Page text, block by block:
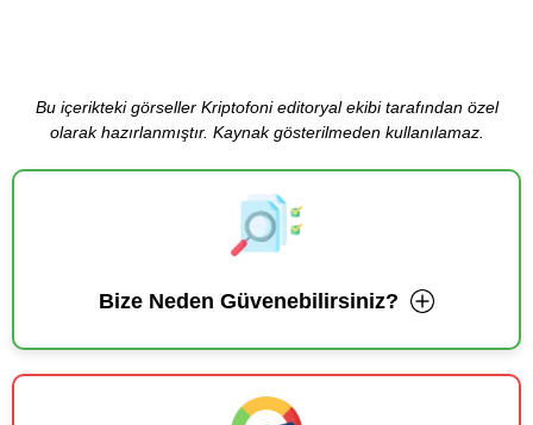
Bu içerikteki görseller Kriptofoni editoryal ekibi tarafından özel
olarak hazırlanmıştır. Kaynak gösterilmeden kullanılamaz.
Bize Neden Güvenebilirsiniz?